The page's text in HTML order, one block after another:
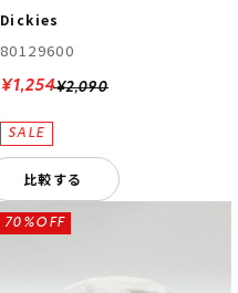
Dickies
80129600
¥2,090
¥1,254
比較する
70%OFF